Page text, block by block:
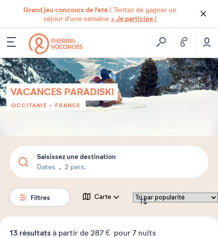
Grand jeu concours de l'été ! Tentez de gagner un
séjour d'une semaine > Je participe !
VACANCES PARADISKI
OCCITANIE -FRANCE
Saisissez une destination
Dates 2 pers.
Filtres Carte
13 résultats à partir de 287 € pour 7 nuits